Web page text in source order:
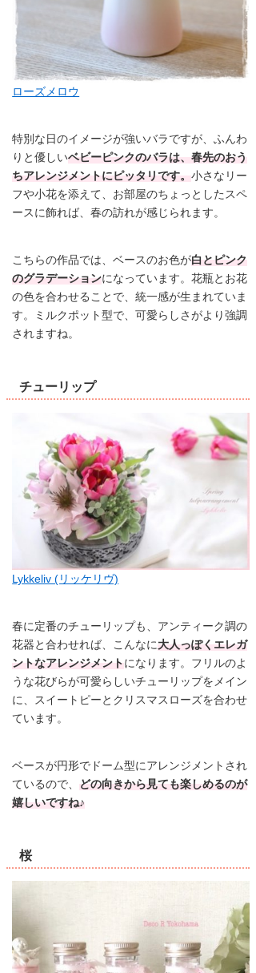
ローズメロウ
特別な日のイメージが強いバラですが、ふんわ
りと優しいベビーピンクのバラは、春先のおう
ちアレンジメントにピッタリです。小さなリー
フや小花を添えて、お部屋のちょっとしたスペ
ースに飾れば、春の訪れが感じられます。
こちらの作品では、ベースのお色が白とピンク
のグラデーションになっています。花瓶とお花
の色を合わせることで、統一感が生まれていま
す。ミルクポット型で、可愛らしさがより強調
されますね。
チューリップ
Lykkeliv (リッケリヴ)
春に定番のチューリップも、アンティーク調の
花器と合わせれば、こんなに大人っぽくエレガ
ントなアレンジメントになります。フリルのよ
うな花びらが可愛らしいチューリップをメイン
に、スイートピーとクリスマスローズを合わせ
ています。
ベースが円形でドーム型にアレンジメントされ
ているので、
どの向きから見ても楽しめるのが
嬉しいですね♪
桜